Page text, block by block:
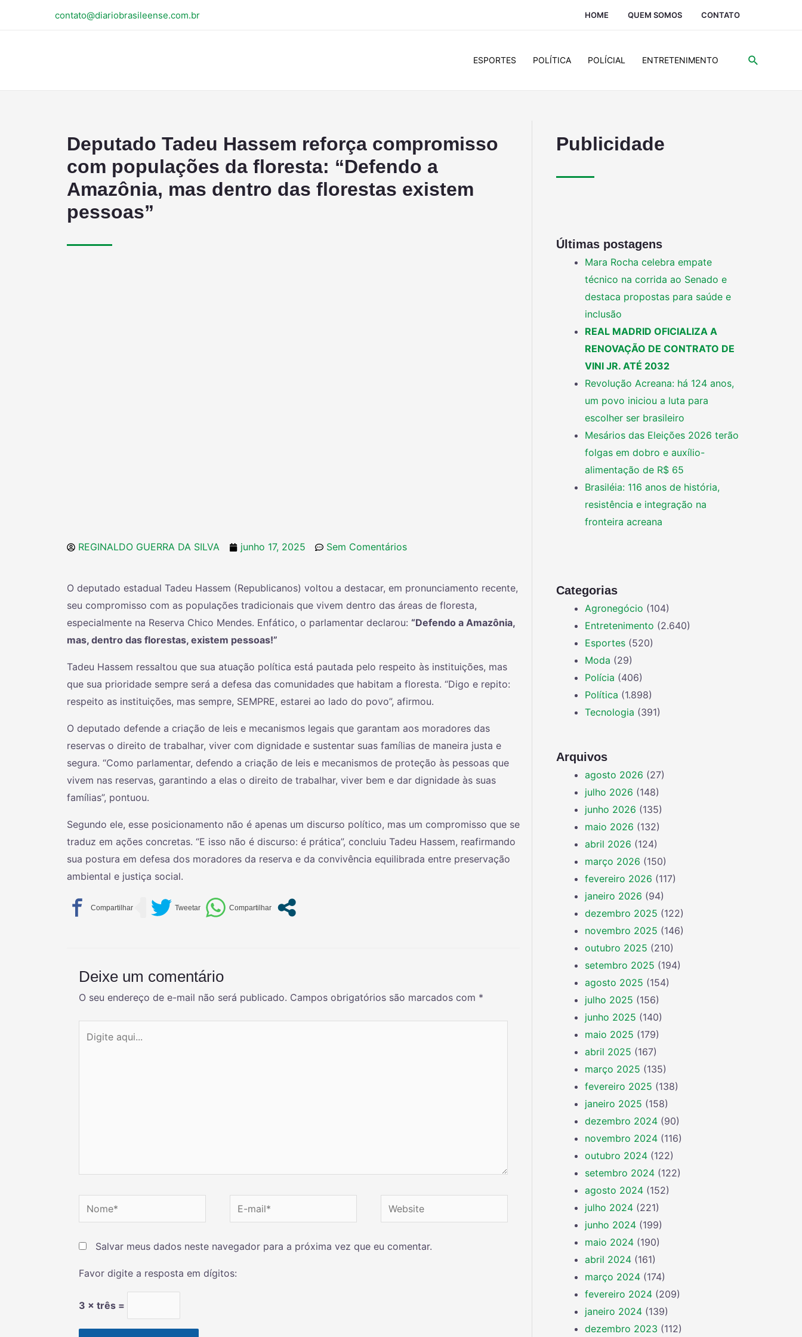
contato@diariobrasileense.com.br HOME QUEM SOMOS CONTATO
ESPORTES POLÍTICA POLÍCIAL ENTRETENIMENTO
Deputado Tadeu Hassem reforça compromisso
com populações da floresta: “Defendo a
Amazônia, mas dentro das florestas existem
pessoas”
REGINALDO GUERRA DA SILVA junho 17, 2025 Sem Comentários
O deputado estadual Tadeu Hassem (Republicanos) voltou a destacar, em pronunciamento recente,
seu compromisso com as populações tradicionais que vivem dentro das áreas de floresta,
especialmente na Reserva Chico Mendes. Enfático, o parlamentar declarou: “Defendo a Amazônia,
mas, dentro das florestas, existem pessoas!”
Tadeu Hassem ressaltou que sua atuação política está pautada pelo respeito às instituições, mas
que sua prioridade sempre será a defesa das comunidades que habitam a floresta. “Digo e repito:
respeito as instituições, mas sempre, SEMPRE, estarei ao lado do povo”, afirmou.
O deputado defende a criação de leis e mecanismos legais que garantam aos moradores das
reservas o direito de trabalhar, viver com dignidade e sustentar suas famílias de maneira justa e
segura. “Como parlamentar, defendo a criação de leis e mecanismos de proteção às pessoas que
vivem nas reservas, garantindo a elas o direito de trabalhar, viver bem e dar dignidade às suas
famílias”, pontuou.
Segundo ele, esse posicionamento não é apenas um discurso político, mas um compromisso que se
traduz em ações concretas. “E isso não é discurso: é prática”, concluiu Tadeu Hassem, reafirmando
sua postura em defesa dos moradores da reserva e da convivência equilibrada entre preservação
ambiental e justiça social.
Deixe um comentário
O seu endereço de e-mail não será publicado. Campos obrigatórios são marcados com *
Salvar meus dados neste navegador para a próxima vez que eu comentar.
Favor digite a resposta em dígitos:
3 × três =
Publicidade
Últimas postagens
Mara Rocha celebra empate
técnico na corrida ao Senado e
destaca propostas para saúde e
inclusão
REAL MADRID OFICIALIZA A
RENOVAÇÃO DE CONTRATO DE
VINI JR. ATÉ 2032
Revolução Acreana: há 124 anos,
um povo iniciou a luta para
escolher ser brasileiro
Mesários das Eleições 2026 terão
folgas em dobro e auxílio-
alimentação de R$ 65
Brasiléia: 116 anos de história,
resistência e integração na
fronteira acreana
Categorias
Agronegócio (104)
Entretenimento (2.640)
Esportes (520)
Moda (29)
Polícia (406)
Política (1.898)
Tecnologia (391)
Arquivos
agosto 2026 (27)
julho 2026 (148)
junho 2026 (135)
maio 2026 (132)
abril 2026 (124)
março 2026 (150)
fevereiro 2026 (117)
janeiro 2026 (94)
dezembro 2025 (122)
novembro 2025 (146)
outubro 2025 (210)
setembro 2025 (194)
agosto 2025 (154)
julho 2025 (156)
junho 2025 (140)
maio 2025 (179)
abril 2025 (167)
março 2025 (135)
fevereiro 2025 (138)
janeiro 2025 (158)
dezembro 2024 (90)
novembro 2024 (116)
outubro 2024 (122)
setembro 2024 (122)
agosto 2024 (152)
julho 2024 (221)
junho 2024 (199)
maio 2024 (190)
abril 2024 (161)
março 2024 (174)
fevereiro 2024 (209)
janeiro 2024 (139)
dezembro 2023 (112)